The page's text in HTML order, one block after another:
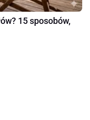
15 sposobów,